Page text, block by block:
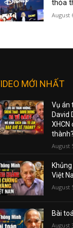
thỏa
August
MỚI NHẤT
Vụ án
David
XHCN
thành?
August
Việt
August
Bài
August